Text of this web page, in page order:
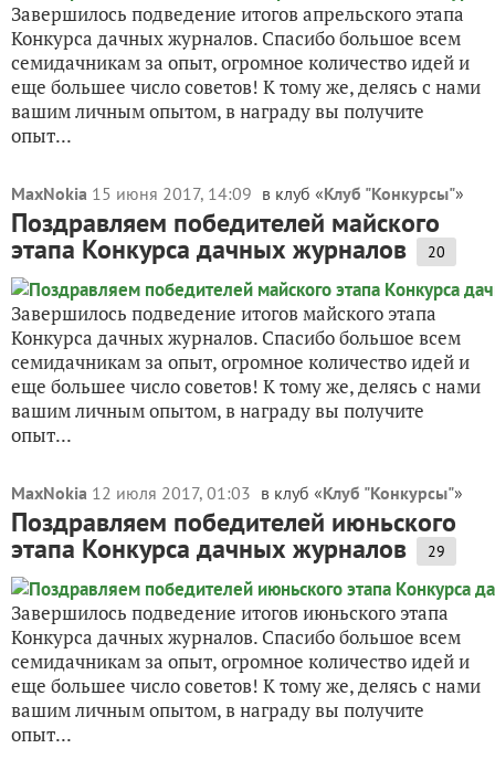
Завершилось подведение итогов апрельского этапа
Конкурса дачных журналов. Спасибо большое всем
семидачникам за опыт, огромное количество идей и
еще большее число советов! К тому же, делясь с нами
вашим личным опытом, в награду вы получите
опыт...
MaxNokia 15 июня 2017, 14:09 в клуб «Клуб "Конкурсы"»
Поздравляем победителей майского
этапа Конкурса дачных журналов 20
Завершилось подведение итогов майского этапа
Конкурса дачных журналов. Спасибо большое всем
семидачникам за опыт, огромное количество идей и
еще большее число советов! К тому же, делясь с нами
вашим личным опытом, в награду вы получите
опыт...
MaxNokia 12 июля 2017, 01:03 в клуб «Клуб "Конкурсы"»
Поздравляем победителей июньского
этапа Конкурса дачных журналов 29
Завершилось подведение итогов июньского этапа
Конкурса дачных журналов. Спасибо большое всем
семидачникам за опыт, огромное количество идей и
еще большее число советов! К тому же, делясь с нами
вашим личным опытом, в награду вы получите
опыт...